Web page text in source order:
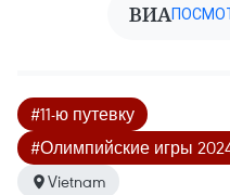
ВИА
#11-ю путевку
#Олимпийские игры
Vietnam